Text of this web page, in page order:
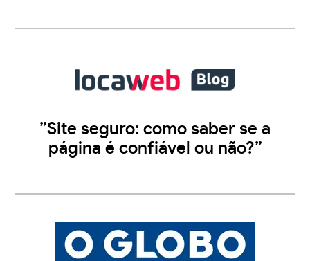
”Site seguro: como saber se a
página é confiável ou não?”